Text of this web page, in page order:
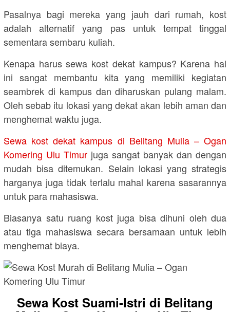
Pasalnya bagi mereka yang jauh dari rumah, kost
adalah alternatif yang pas untuk tempat tinggal
sementara sembaru kuliah.
Kenapa harus sewa kost dekat kampus? Karena hal
ini sangat membantu kita yang memiliki kegiatan
seambrek di kampus dan diharuskan pulang malam.
Oleh sebab itu lokasi yang dekat akan lebih aman dan
menghemat waktu juga.
Sewa kost dekat kampus di Belitang Mulia – Ogan
Komering Ulu Timur juga sangat banyak dan dengan
mudah bisa ditemukan. Selain lokasi yang strategis
harganya juga tidak terlalu mahal karena sasarannya
untuk para mahasiswa.
Biasanya satu ruang kost juga bisa dihuni oleh dua
atau tiga mahasiswa secara bersamaan untuk lebih
menghemat biaya.
Sewa Kost Suami-Istri di Belitang